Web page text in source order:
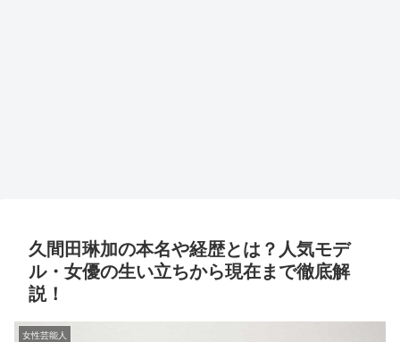
久間田琳加の本名や経歴とは？人気モデ
ル・女優の生い立ちから現在まで徹底解
説！
女性芸能人